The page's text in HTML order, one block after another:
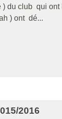
du club qui
) ont dé...
2016